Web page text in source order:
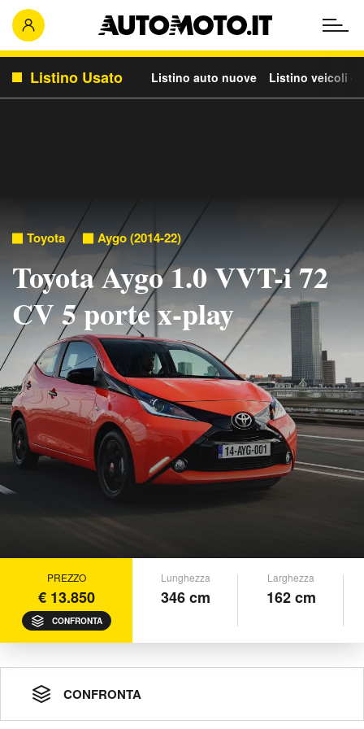
Listino Usato Listino auto nuove Listino veicoli
Toyota Aygo (2014-22)
Toyota Aygo 1.0 VVT-i 72
CV 5 porte x-play
PREZZO
€ 13.850
CONFRONTA
Lunghezza
346 cm
Larghezza
162 cm
CONFRONTA